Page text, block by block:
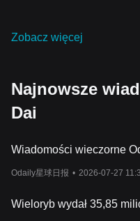
Zobacz więcej
Najnowsze
Dai
Wiadomości wieczorne
Odaily星球日报 • 2026-07-27
Wieloryb wydał 35,85